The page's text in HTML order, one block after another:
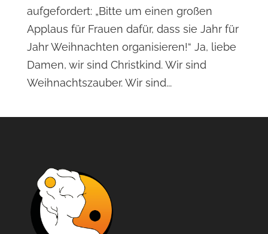
aufgefordert: „Bitte um einen großen
Applaus für Frauen dafür, dass sie Jahr für
Jahr Weihnachten organisieren!“ Ja, liebe
Damen, wir sind Christkind. Wir sind
Weihnachtszauber. Wir sind...